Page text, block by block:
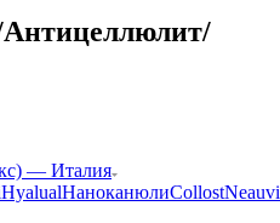
— Италия
HyalualНаноканюлиCollost